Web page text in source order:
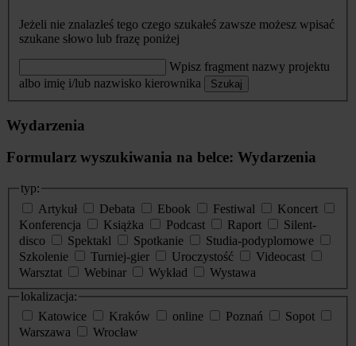
Jeżeli nie znalazłeś tego czego szukałeś zawsze możesz wpisać
szukane słowo lub frazę poniżej
Wpisz fragment nazwy projektu
albo imię i/lub nazwisko kierownika
Szukaj
Wydarzenia
Formularz wyszukiwania na belce: Wydarzenia
typ:
Artykuł
Debata Ebook Festiwal
Koncert
Konferencja
Książka Podcast Raport
Silent-
disco
Spektakl Spotkanie
Studia-podyplomowe
Szkolenie
Turniej-gier Uroczystość
Videocast
Warsztat
Webinar Wykład
Wystawa
lokalizacja:
Katowice
Kraków online Poznań
Sopot
Warszawa
Wrocław